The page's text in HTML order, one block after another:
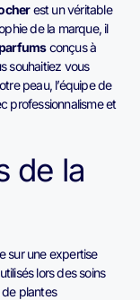
est un véritable
de la marque, il
conçus à
souhaitiez vous
peau, l’équipe de
professionnalisme et
de la
sur une expertise
lors des soins
plantes